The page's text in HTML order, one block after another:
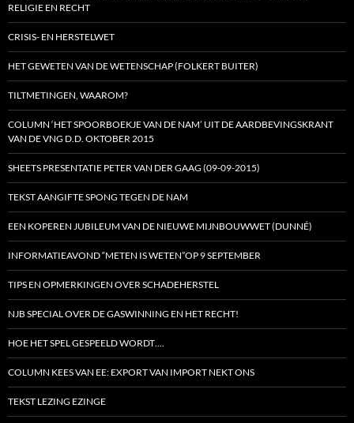
RELIGIE EN RECHT
CRISIS- EN HERSTELWET
HET GEWETEN VAN DE WETENSCHAP (FOLKERT BUITER)
TILTMETINGEN, WAAROM?
COLUMN ‘HET SPOORBOEKJE VAN DE NAM’ UIT DE AARDBEVINGSKRANT
VAN DE VNG D.D. OKTOBER 2015
SHEETS PRESENTATIE PETER VAN DER GAAG (09-09-2015)
TEKST AANGIFTE SPONG TEGEN DE NAM
EEN KOPEREN JUBILEUM VAN DE NIEUWE MIJNBOUWWET (DUNNÉ)
INFORMATIEAVOND “METEN IS WETEN”OP 9 SEPTEMBER
TIPS EN OPMERKINGEN OVER SCHADEHERSTEL
NJB SPECIAL OVER DE GASWINNING EN HET RECHT!
HOE HET SPEL GESPEELD WORDT….
COLUMN KEES VAN EE: EXPORT VAN IMPORT NEKT ONS
TEKST LEZING EZINGE